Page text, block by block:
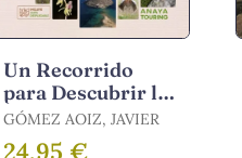
Un Recorrido
para Descubrir la
Naturaleza de
España. 365
GÓMEZ AOIZ, JAVIER
24,95 €